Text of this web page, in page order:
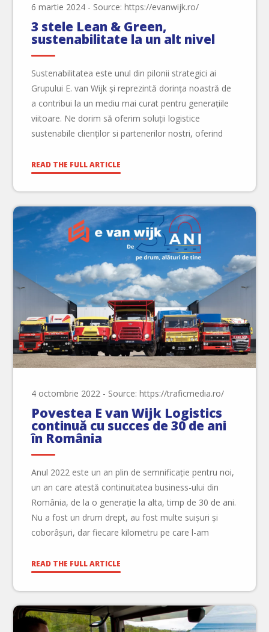
6 martie 2024 - Source: https://evanwijk.ro/
3 stele Lean & Green,
sustenabilitate la un alt nivel
Sustenabilitatea este unul din pilonii strategici ai
Grupului E. van Wijk și reprezintă dorința noastră de
a contribui la un mediu mai curat pentru generațiile
viitoare. Ne dorim să oferim soluții logistice
sustenabile clienților si partenerilor nostri, oferind
mari dimensiuni, suntem preocupați de impactul pe
READ THE FULL ARTICLE
4 octombrie 2022 - Source: https://traficmedia.ro/
Povestea E van Wijk Logistics
continuă cu succes de 30 de ani
în România
Anul 2022 este un an plin de semnificație pentru noi,
un an care atestă continuitatea business-ului din
România, de la o generație la alta, timp de 30 de ani.
Nu a fost un drum drept, au fost multe suișuri și
coborâșuri, dar fiecare kilometru pe care l-am
READ THE FULL ARTICLE